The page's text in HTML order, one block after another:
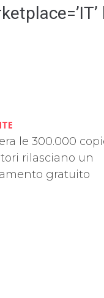
le 300.000
rilasciano un
gratuito